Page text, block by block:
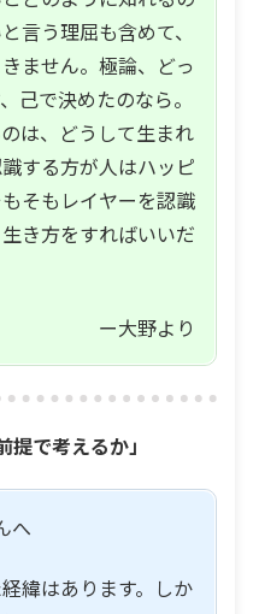
言う理屈も含めて、
ません。極論、どっ
己で決めたのなら。
は、どうして生まれ
する方が人はハッピ
そもレイヤーを認識
き方をすればいいだ
ー大野より
で考えるか」
へ
緯はあります。しか